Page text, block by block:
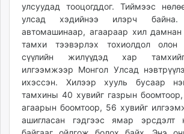
улсуудад тооцогддог. Тиймээс
улсад хэдийнээ илэрч байна.
автомашинаар, агаараар хил дамнан
тамхи тээвэрлэх тохиолдол олон
сүүлийн жилүүдэд хар
илгээмжээр Монгол Улсад
ихэссэн. Хилээр хууль бусаар
тамхины 40 хувийг газрын
агаарын боомтоор, 56 хувийг
ашигласан гэдгээс ямар эрсдэлт